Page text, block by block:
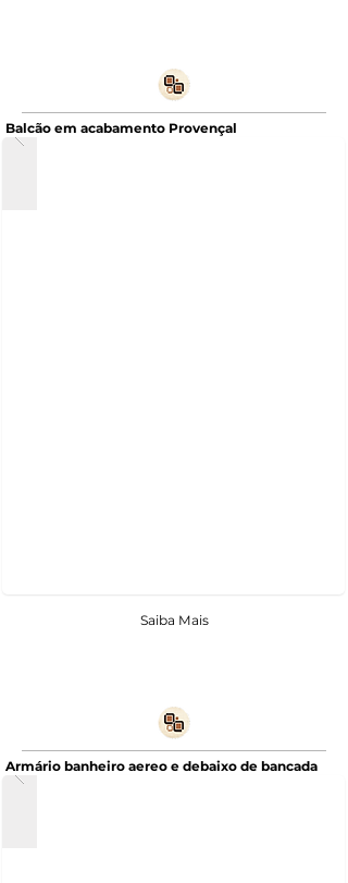
Balcão em acabamento Provençal
Saiba Mais
Armário banheiro aereo e debaixo de bancada